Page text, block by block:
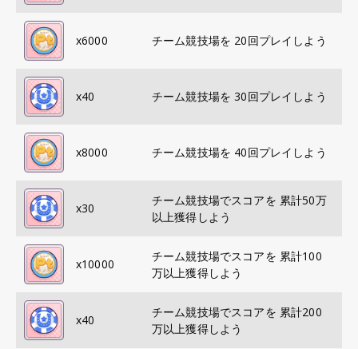
x6000 チーム競技場を 20回プレイしよう
x40 チーム競技場を 30回プレイしよう
x8000 チーム競技場を 40回プレイしよう
x30
チーム競技場でスコアを 累計50万
以上獲得しよう
x10000
チーム競技場でスコアを 累計100
万以上獲得しよう
x40
チーム競技場でスコアを 累計200
万以上獲得しよう